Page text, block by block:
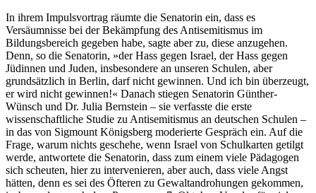
In ihrem Impulsvortrag räumte die Senatorin ein, dass es
Versäumnisse bei der Bekämpfung des Antisemitismus im
Bildungsbereich gegeben habe, sagte aber zu, diese anzugehen.
Denn, so die Senatorin, »der Hass gegen Israel, der Hass gegen
Jüdinnen und Juden, insbesondere an unseren Schulen, aber
grundsätzlich in Berlin, darf nicht gewinnen. Und ich bin überzeugt,
er wird nicht gewinnen!« Danach stiegen Senatorin Günther-
Wünsch und Dr. Julia Bernstein – sie verfasste die erste
wissenschaftliche Studie zu Antisemitismus an deutschen Schulen –
in das von Sigmount Königsberg moderierte Gespräch ein. Auf die
Frage, warum nichts geschehe, wenn Israel von Schulkarten getilgt
werde, antwortete die Senatorin, dass zum einem viele Pädagogen
sich scheuten, hier zu intervenieren, aber auch, dass viele Angst
hätten, denn es sei des Öfteren zu Gewaltandrohungen gekommen,